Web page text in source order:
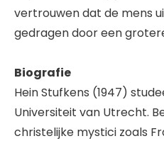
vertrouwen dat de mens
gedragen door een
Biografie
Hein Stufkens (1947)
Universiteit van Utrecht.
christelijke mystici zoals